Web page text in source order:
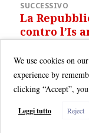
SUCCESSIVO
Articolo
successivo:
La
contro l’Is
We use cookies on
experience by
clicking “Accept”,
Leggi tutto Reject